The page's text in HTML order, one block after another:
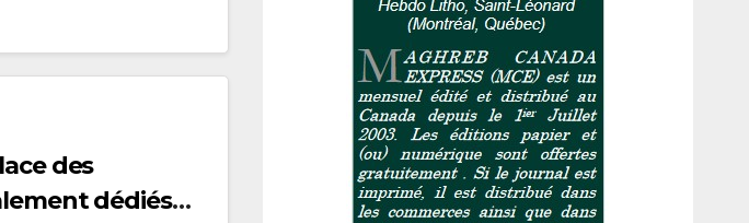
des
dédiés